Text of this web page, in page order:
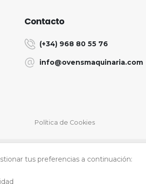
tus preferencias a continuación:
Contacto
(+34) 968 80 55 76
info@ovensmaquinaria.com
Política de Cookies